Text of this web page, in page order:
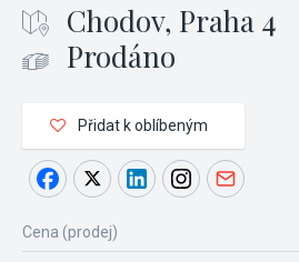
Chodov, Praha 4
Prodáno
Přidat k oblíbeným
Cena (prodej)